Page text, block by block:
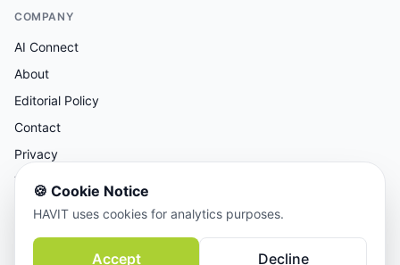
COMPANY
AI Connect
About
Editorial Policy
Contact
Privacy
Terms
AI 보조 리서치, 사람이 검토한 콘텐츠.
🍪 Cookie Notice
HAVIT uses cookies for analytics purposes.
Accept Decline